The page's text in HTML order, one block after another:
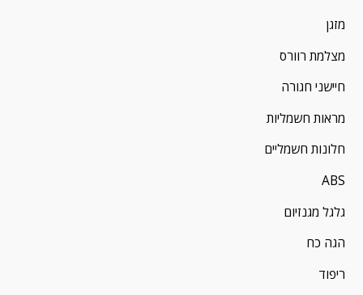
מזגן
מצלמת רוורס
חיישני חגורה
מראות חשמליות
חלונות חשמליים
ABS
גלגל מגנזיום
הגה כח
ריפוד